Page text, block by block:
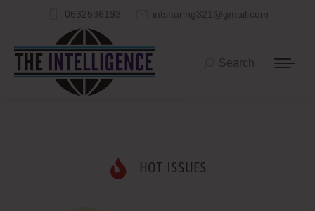
0632536193 intsharing321@gmail.com
Search:
Search
HOT ISSUES